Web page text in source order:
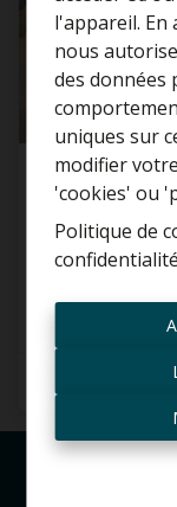
l'appareil. En
nous
des données
uniques sur
modifier
'cookies' ou
Politique de
Maison
2630 Aartselaar